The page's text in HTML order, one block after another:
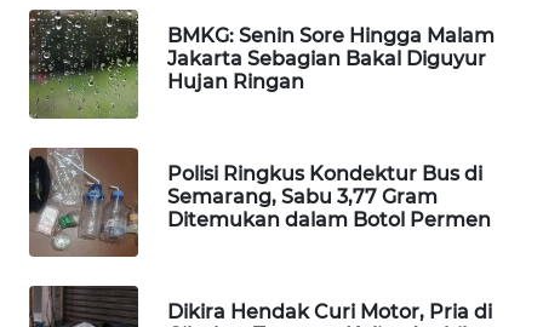
BMKG: Senin Sore Hingga Malam
Jakarta Sebagian Bakal Diguyur
Hujan Ringan
Polisi Ringkus Kondektur Bus di
Semarang, Sabu 3,77 Gram
Ditemukan dalam Botol Permen
Dikira Hendak Curi Motor, Pria di
Wahana
Network
KONSUMEN
LISTRIK
MASYARAKAT
KELISTRIKAN
ID